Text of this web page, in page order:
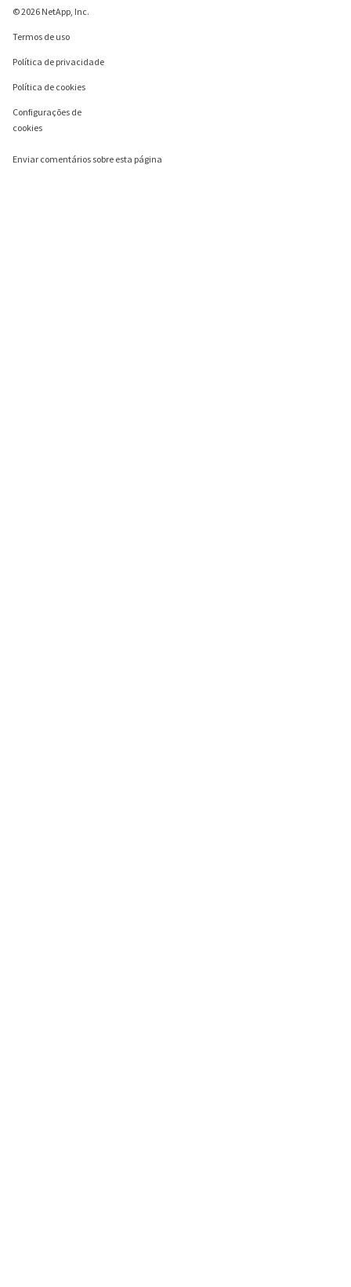
© 2026 NetApp, Inc.
Termos de uso
Política de privacidade
Política de cookies
Configurações de
cookies
Enviar comentários sobre esta página